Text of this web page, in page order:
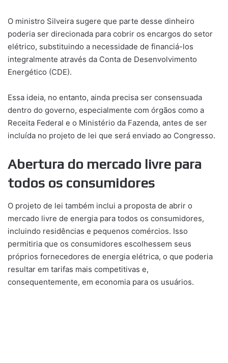
O ministro Silveira sugere que parte desse dinheiro
poderia ser direcionada para cobrir os encargos do setor
elétrico, substituindo a necessidade de financiá-los
integralmente através da Conta de Desenvolvimento
Energético (CDE).
Essa ideia, no entanto, ainda precisa ser consensuada
dentro do governo, especialmente com órgãos como a
Receita Federal e o Ministério da Fazenda, antes de ser
incluída no projeto de lei que será enviado ao Congresso.
Abertura do mercado livre para
todos os consumidores
O projeto de lei também inclui a proposta de abrir o
mercado livre de energia para todos os consumidores,
incluindo residências e pequenos comércios. Isso
permitiria que os consumidores escolhessem seus
próprios fornecedores de energia elétrica, o que poderia
resultar em tarifas mais competitivas e,
consequentemente, em economia para os usuários.